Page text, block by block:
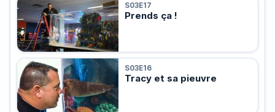
S03E17
Prends ça !
S03E16
Tracy et sa pieuvre